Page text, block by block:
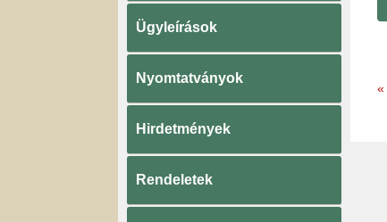
Ügyleírások
Nyomtatványok
Hirdetmények
Rendeletek
«